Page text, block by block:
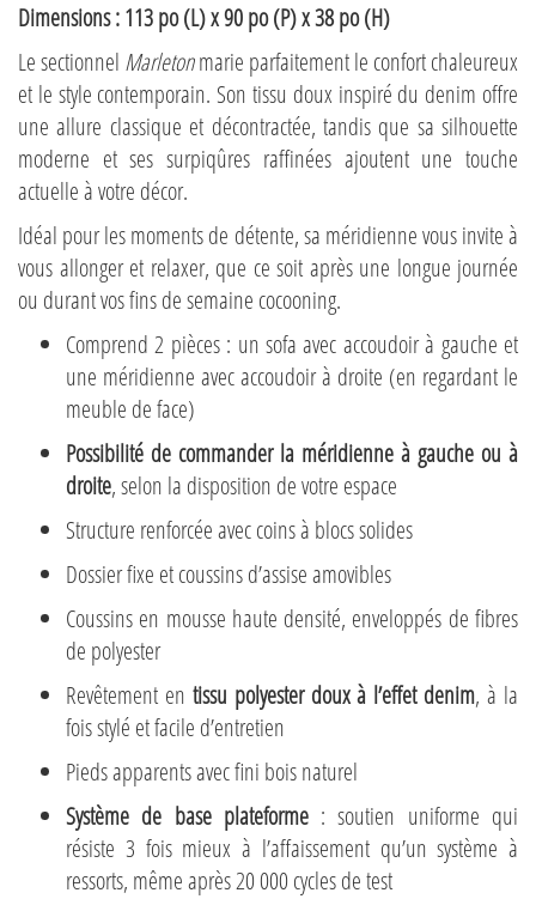
Dimensions : 113 po (L) x 90 po (P) x 38 po (H)
Le sectionnel Marletonmarie parfaitement le confort chaleureux
et le style contemporain. Son tissu doux inspiré du denim offre
une allure classique et décontractée, tandis que sa silhouette
moderne et ses surpiqûres raffinées ajoutent une touche
actuelle à votre décor.
Idéal pour les moments de détente, sa méridienne vous invite à
vous allonger et relaxer, que ce soit après une longue journée
ou durant vos fins de semaine cocooning.
Comprend 2 pièces : un sofa avec accoudoir à gauche et
une méridienne avec accoudoir à droite (en regardant le
meuble de face)
Possibilité de commander la méridienne à gauche ou à
droite, selon la disposition de votre espace
Structure renforcée avec coins à blocs solides
Dossier fixe et coussins d’assise amovibles
Coussins en mousse haute densité, enveloppés de fibres
de polyester
Revêtement en tissu polyester doux à l’effet denim, à la
fois stylé et facile d’entretien
Pieds apparents avec fini bois naturel
Système de base plateforme: soutien uniforme qui
résiste 3 fois mieux à l’affaissement qu’un système à
ressorts, même après 20 000 cycles de test